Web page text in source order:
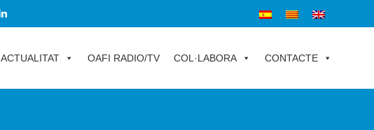
ACTUALITAT OAFI RADIO/TV COL·LABORA CONTACTE